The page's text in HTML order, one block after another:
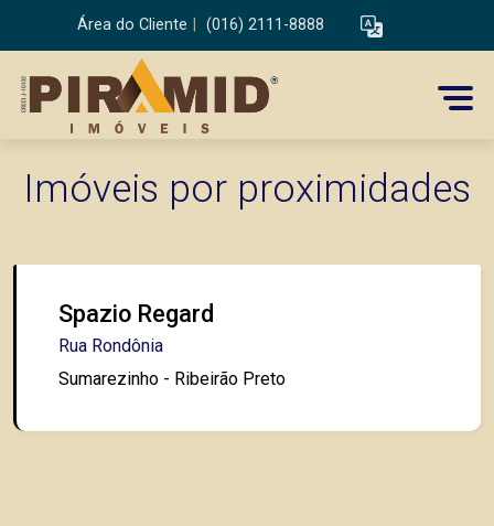
Área do Cliente (016) 2111-8888
Imóveis por proximidades
Spazio Regard
Rua Rondônia
Sumarezinho - Ribeirão Preto